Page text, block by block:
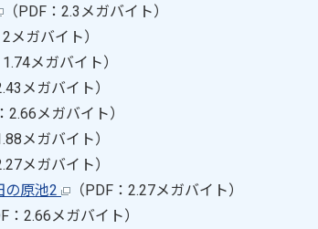
（PDF：2.3メガバイト）
2メガバイト）
1.74メガバイト）
メガバイト）
2.66メガバイト）
メガバイト）
メガバイト）
の原池2
（PDF：2.27メガバイト）
：2.66メガバイト）